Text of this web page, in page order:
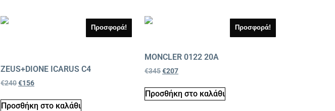
Προσφορά!
ZEUS+DIONE ICARUS C4
€240€156
Προσθήκη στο καλάθι
Προσφορά!
MONCLER 0122 20A
€345€207
Προσθήκη στο καλάθι